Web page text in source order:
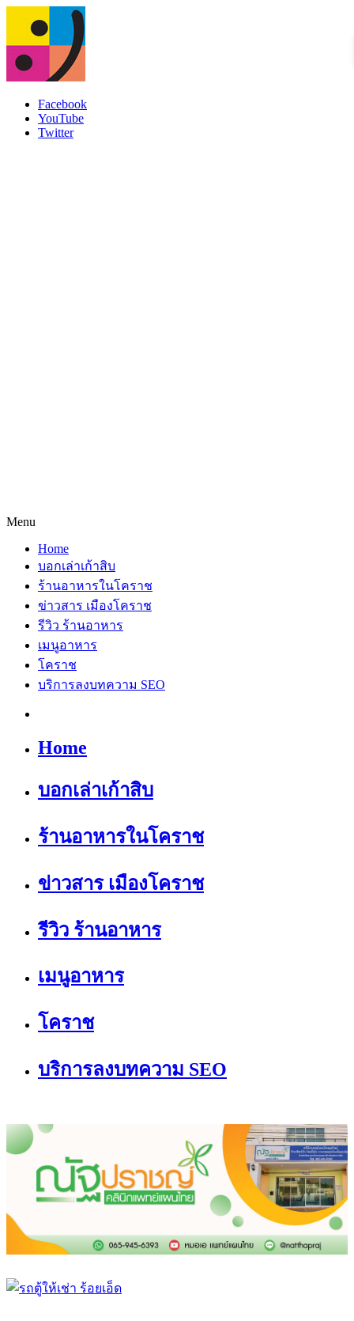
Facebook
YouTube
Twitter
Menu
Home
บอกเล่าเก้าสิบ
ร้านอาหารในโคราช
ข่าวสาร เมืองโคราช
รีวิว ร้านอาหาร
เมนูอาหาร
โคราช
บริการลงบทความ SEO
Home
บอกเล่าเก้าสิบ
ร้านอาหารในโคราช
ข่าวสาร เมืองโคราช
รีวิว ร้านอาหาร
เมนูอาหาร
โคราช
บริการลงบทความ SEO